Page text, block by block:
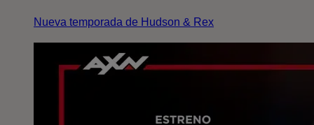
Nueva temporada de Hudson & Rex